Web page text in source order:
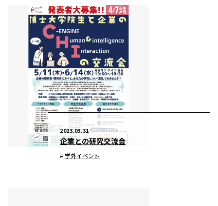
2023.03.31
企業との研究交流会
学外イベント